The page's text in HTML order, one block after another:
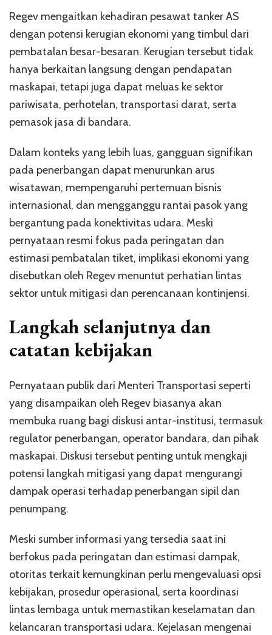
Regev mengaitkan kehadiran pesawat tanker AS
dengan potensi kerugian ekonomi yang timbul dari
pembatalan besar-besaran. Kerugian tersebut tidak
hanya berkaitan langsung dengan pendapatan
maskapai, tetapi juga dapat meluas ke sektor
pariwisata, perhotelan, transportasi darat, serta
pemasok jasa di bandara.
Dalam konteks yang lebih luas, gangguan signifikan
pada penerbangan dapat menurunkan arus
wisatawan, mempengaruhi pertemuan bisnis
internasional, dan mengganggu rantai pasok yang
bergantung pada konektivitas udara. Meski
pernyataan resmi fokus pada peringatan dan
estimasi pembatalan tiket, implikasi ekonomi yang
disebutkan oleh Regev menuntut perhatian lintas
sektor untuk mitigasi dan perencanaan kontinjensi.
Langkah selanjutnya dan
catatan kebijakan
Pernyataan publik dari Menteri Transportasi seperti
yang disampaikan oleh Regev biasanya akan
membuka ruang bagi diskusi antar-institusi, termasuk
regulator penerbangan, operator bandara, dan pihak
maskapai. Diskusi tersebut penting untuk mengkaji
potensi langkah mitigasi yang dapat mengurangi
dampak operasi terhadap penerbangan sipil dan
penumpang.
Meski sumber informasi yang tersedia saat ini
berfokus pada peringatan dan estimasi dampak,
otoritas terkait kemungkinan perlu mengevaluasi opsi
kebijakan, prosedur operasional, serta koordinasi
lintas lembaga untuk memastikan keselamatan dan
kelancaran transportasi udara. Kejelasan mengenai